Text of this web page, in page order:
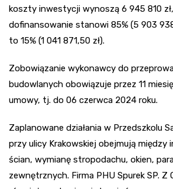
koszty inwestycji wynoszą 6 945 810
dofinansowanie stanowi 85% (5 903 938
to 15% (1 041 871,50 zł).
Zobowiązanie wykonawcy do
budowlanych obowiązuje przez 11
umowy, tj. do 06 czerwca 2024 roku.
Zaplanowane działania w Przedszkolu
przy ulicy Krakowskiej obejmują między
ścian, wymianę stropodachu, okien,
zewnętrznych. Firma PHU Spurek SP. Z